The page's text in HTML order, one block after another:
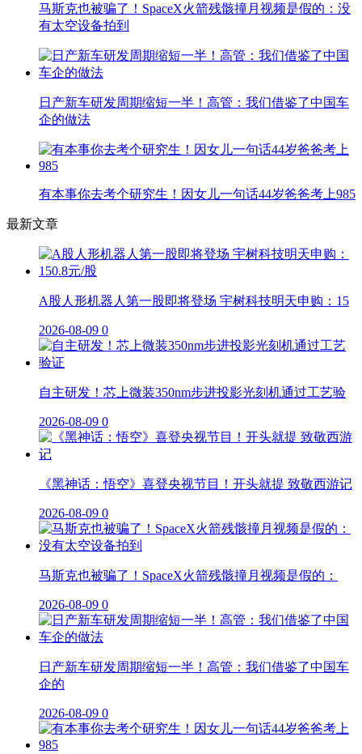
马斯克也被骗了！SpaceX火箭残骸撞月视频是假的：没
有太空设备拍到
日产新车研发周期缩短一半！高管：我们借鉴了中国车
企的做法
有本事你去考个研究生！因女儿一句话44岁爸爸考上985
最新文章
A股人形机器人第一股即将登场 宇树科技明天申购：15
2026-08-09 0
自主研发！芯上微装350nm步进投影光刻机通过工艺验
2026-08-09 0
《黑神话：悟空》喜登央视节目！开头就提 致敬西游记
2026-08-09 0
马斯克也被骗了！SpaceX火箭残骸撞月视频是假的：
2026-08-09 0
日产新车研发周期缩短一半！高管：我们借鉴了中国车
企的
2026-08-09 0